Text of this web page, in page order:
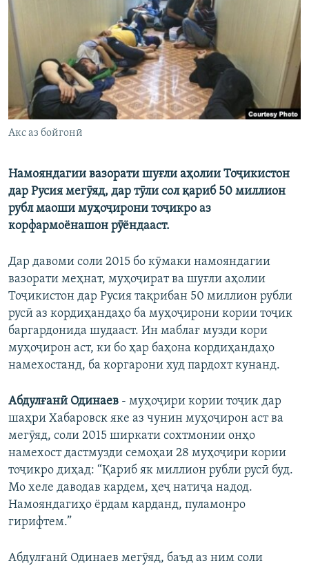
Русский
ПАЙГИРӢ КУНЕД
Акс аз бойгонӣ
Намояндагии вазорати шуғли аҳолии Тоҷикистон
дар Русия мегӯяд, дар тӯли сол қариб 50 миллион
рубл маоши муҳоҷирони тоҷикро аз
корфармоёнашон рӯёндааст.
Дар давоми соли 2015 бо кӯмаки намояндагии
вазорати меҳнат, муҳоҷират ва шуғли аҳолии
Тоҷикистон дар Русия тақрибан 50 миллион рубли
русӣ аз кордиҳандаҳо ба муҳоҷирони кории тоҷик
баргардонида шудааст. Ин маблағ музди кори
муҳоҷирон аст, ки бо ҳар баҳона кордиҳандаҳо
намехостанд, ба коргарони худ пардохт кунанд.
Абдулғанӣ Одинаев - муҳоҷири кории тоҷик дар
шаҳри Хабаровск яке аз чунин муҳоҷирон аст ва
мегӯяд, соли 2015 ширкати сохтмонии онҳо
намехост дастмузди семоҳаи 28 муҳоҷири кории
тоҷикро диҳад: “Қариб як миллион рубли русӣ буд.
Мо хеле даводав кардем, ҳеҷ натиҷа надод.
Намояндагиҳо ёрдам карданд, пуламонро
гирифтем.”
Абдулғанӣ Одинаев мегӯяд, баъд аз ним соли